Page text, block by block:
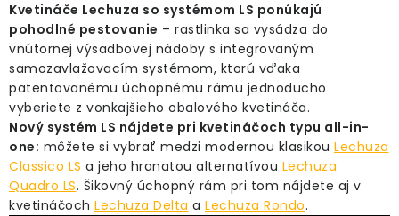
Kvetináče Lechuza so systémom LS ponúkajú
pohodlné pestovanie – rastlinka sa vysádza do
vnútornej výsadbovej nádoby s integrovaným
samozavlažovacím systémom, ktorú vďaka
patentovanému úchopnému rámu jednoducho
vyberiete z vonkajšieho obalového kvetináča.
Nový systém LS nájdete pri kvetináčoch typu all-in-
one: môžete si vybrať medzi modernou klasikou Lechuza
Classico LS a jeho hranatou alternatívou Lechuza
Quadro LS. Šikovný úchopný rám pri tom nájdete aj v
kvetináčoch Lechuza Delta a Lechuza Rondo.